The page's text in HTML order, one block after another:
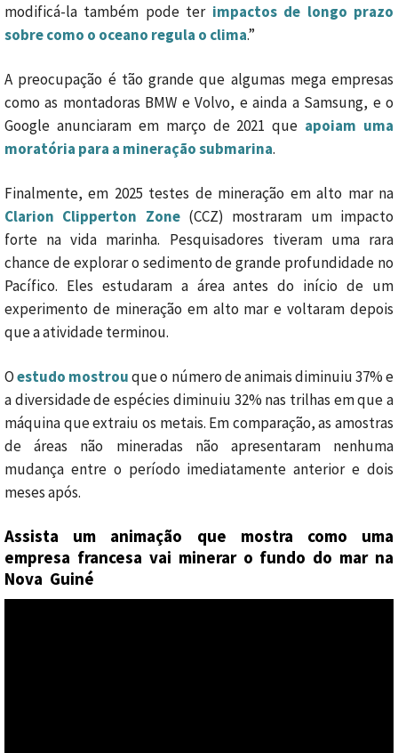
modificá-la também pode ter impactos de longo prazo
sobre como o oceano regula o clima.”
A preocupação é tão grande que algumas mega empresas
como as montadoras BMW e Volvo, e ainda a Samsung, e o
Google anunciaram em março de 2021 que apoiam uma
moratória para a mineração submarina.
Finalmente, em 2025 testes de mineração em alto mar na
Clarion Clipperton Zone(CCZ) mostraram um impacto
forte na vida marinha. Pesquisadores tiveram uma rara
chance de explorar o sedimento de grande profundidade no
Pacífico. Eles estudaram a área antes do início de um
experimento de mineração em alto mar e voltaram depois
que a atividade terminou.
Oestudo mostrouque o número de animais diminuiu 37% e
a diversidade de espécies diminuiu 32% nas trilhas em que a
máquina que extraiu os metais. Em comparação, as amostras
de áreas não mineradas não apresentaram nenhuma
mudança entre o período imediatamente anterior e dois
meses após.
Assista um animação que mostra como uma
empresa francesa vai minerar o fundo do mar na
Nova Guiné